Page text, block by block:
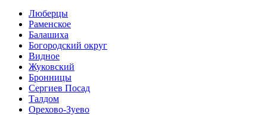
Люберцы
Раменское
Балашиха
Богородский округ
Видное
Жуковский
Бронницы
Сергиев Посад
Талдом
Орехово-Зуево